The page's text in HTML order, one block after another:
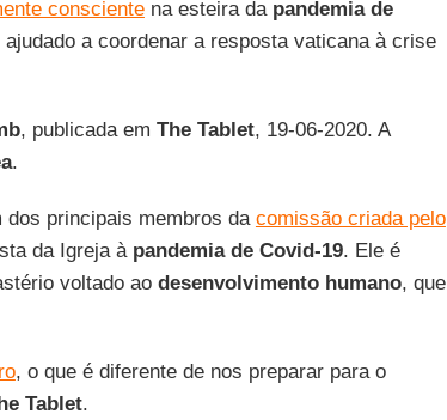
conscientena esteira da pandemia de
a coordenar a resposta vaticana à crise
, publicada em The Tablet, 19-06-2020. A
.
dos principais membros da comissão criada pelo
da Igreja à pandemia de Covid-19. Ele é
voltado ao desenvolvimento humano, que
, o que é diferente de nos preparar para o
Tablet.